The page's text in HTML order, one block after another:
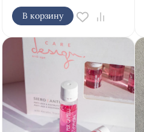
В корзину